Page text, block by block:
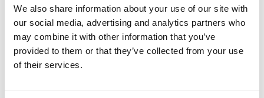
We also share information about your use of our site with
our social media, advertising and analytics partners who
may combine it with other information that you’ve
provided to them or that they’ve collected from your use
of their services.
Stručně řečeno to znamenáJednotlivá kamna
vyžadují spalovací vzduch, který je buď odebírán z
místnosti, v níž jsou instalována (kamna závislá na
vzduchu v místnosti), nebo
potřebný kyslík je přiváděn přímo do kamen zvenčí